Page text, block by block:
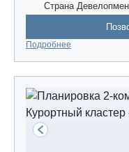
Страна
Подробнее